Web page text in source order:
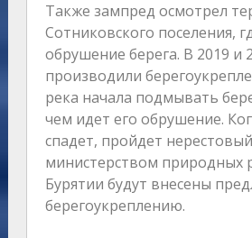
Также зампред осмотрел
Сотниковского поселения,
обрушение берега. В 2019 и
производили
река начала подмывать
чем идет его обрушение.
спадет, пройдет
министерством природных
Бурятии будут внесены
берегоукреплению.